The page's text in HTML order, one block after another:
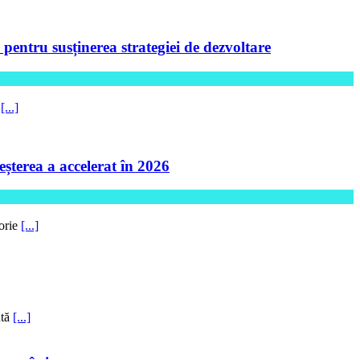
susținerea strategiei de dezvoltare
[...]
a accelerat în 2026
[...]
[...]